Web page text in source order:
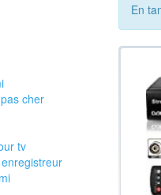
cher
tv
En